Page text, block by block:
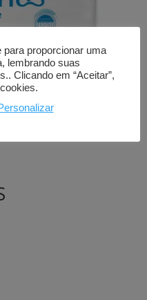
proporcionar uma
lembrando suas
Clicando em “Aceitar”,